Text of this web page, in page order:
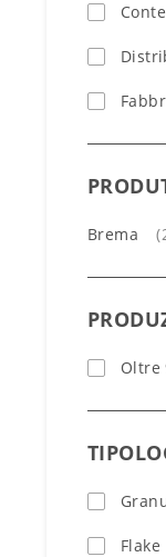
Brema
Oltre
Flake